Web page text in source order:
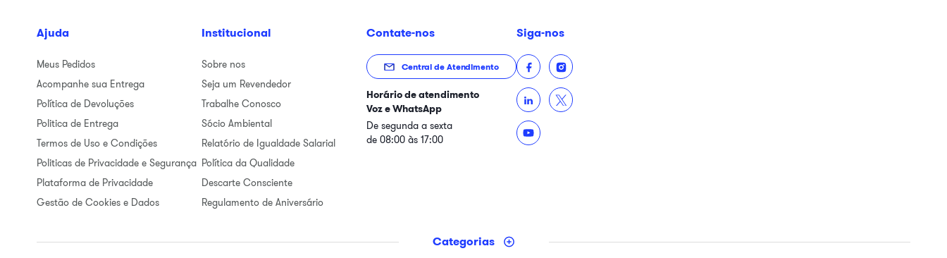
Ajuda
Meus Pedidos
Acompanhe sua Entrega
Política de Devoluções
Politica de Entrega
Termos de Uso e Condições
Politicas de Privacidade e Segurança
Plataforma de Privacidade
Gestão de Cookies e Dados
Institucional
Sobre nos
Seja um Revendedor
Trabalhe Conosco
Sócio Ambiental
Relatório de Igualdade Salarial
Política da Qualidade
Descarte Consciente
Regulamento de Aniversário
Contate-nos
Central de Atendimento
Horário de atendimento
Voz e WhatsApp
De segunda a sexta
de 08:00 às 17:00
Siga-nos
Categorias